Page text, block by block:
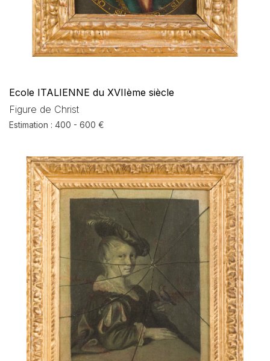
Ecole ITALIENNE du XVIIème siècle
Figure de Christ
Estimation : 400 - 600 €